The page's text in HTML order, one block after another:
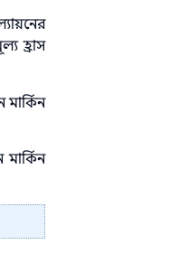
হ্রাস